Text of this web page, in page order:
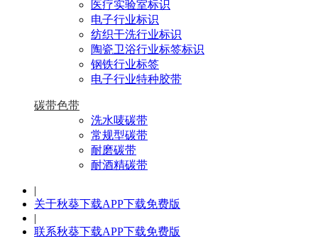
医疗实验室标识
电子行业标识
纺织干洗行业标识
陶瓷卫浴行业标签标识
钢铁行业标签
电子行业特种胶带
碳带色带
洗水唛碳带
常规型碳带
耐磨碳带
耐酒精碳带
|
关于秋葵下载APP下载免费版
|
联系秋葵下载APP下载免费版